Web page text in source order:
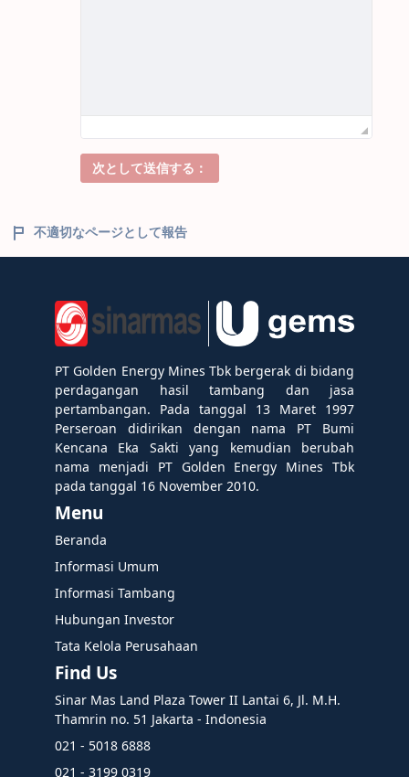
次として送信する：
不適切なページとして報告
PT Golden Energy Mines Tbk bergerak di bidang
perdagangan hasil tambang dan jasa
pertambangan. Pada tanggal 13 Maret 1997
Perseroan didirikan dengan nama PT Bumi
Kencana Eka Sakti yang kemudian berubah
nama menjadi PT Golden Energy Mines Tbk
pada tanggal 16 November 2010.
Menu
Beranda
Informasi Umum
Informasi Tambang
Hubungan Investor
Tata Kelola Perusahaan
Find Us
Sinar Mas Land Plaza Tower II Lantai 6, Jl. M.H.
Thamrin no. 51 Jakarta - Indonesia
021 - 5018 6888
021 - 3199 0319